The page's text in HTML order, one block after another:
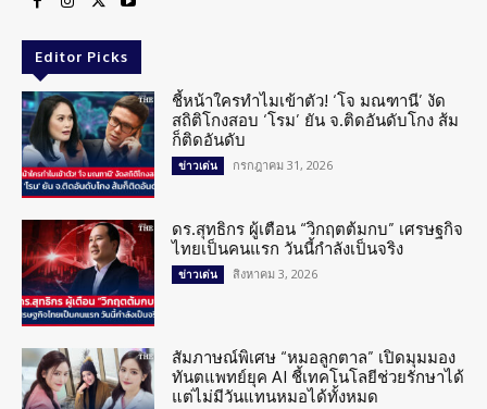
Editor Picks
ชี้หน้าใครทำไมเข้าตัว! ‘โจ มณฑานี’ งัด
สถิติโกงสอบ ‘โรม’ ยัน จ.ติดอันดับโกง ส้ม
ก็ติดอันดับ
ข่าวเด่น กรกฎาคม 31, 2026
ดร.สุทธิกร ผู้เตือน “วิกฤตต้มกบ” เศรษฐกิจ
ไทยเป็นคนแรก วันนี้กำลังเป็นจริง
ข่าวเด่น สิงหาคม 3, 2026
สัมภาษณ์พิเศษ “หมอลูกตาล” เปิดมุมมอง
ทันตแพทย์ยุค AI ชี้เทคโนโลยีช่วยรักษาได้
แต่ไม่มีวันแทนหมอได้ทั้งหมด